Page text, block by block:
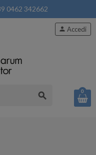
0462 342662
search
person Accedi
0